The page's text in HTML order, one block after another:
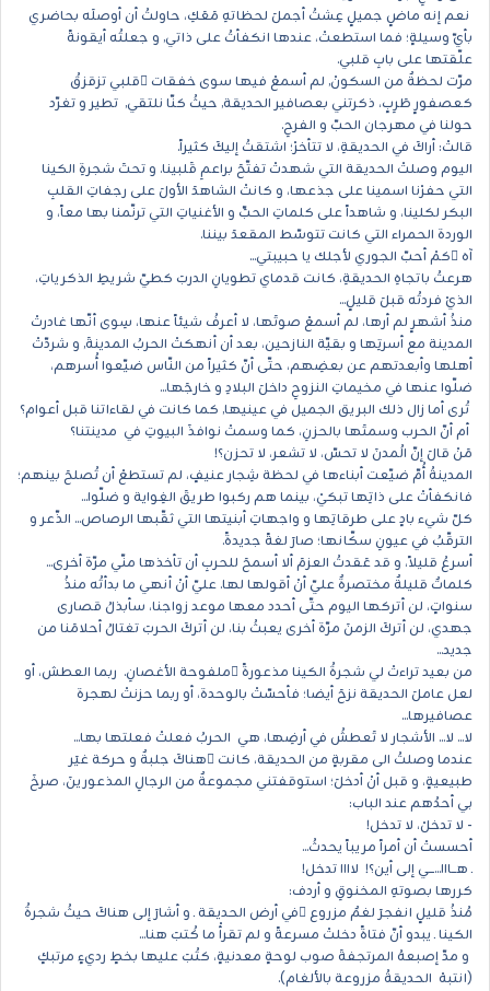
نعم إنه ماضٍ جميلٍ عِشتُ أجملَ لحظاتهِ مَعَكِ، حاولتُ أن أوصلَه بحاضري
بأيّ وسيلةٍ؛ فما استطعتْ، عندها انكفأتُ على ذاتي, و جعلتُه أيقونةً
علّقتها على بابِ قلبي.
مرّت لحظةٌ من السكونْ, لم أسمعْ فيها سوى خفقات ِقلبي تزقزقُ
كعصفورٍ طَرِبٍ، ذكرتني بعصافير الحديقة, حيثُ كنّا نلتقي, تطير و تغرّد
حولنا في مهرجان الحبّ و الفرحِ.
قالتْ: أراكَ في الحديقةِ، لا تتأخرْ؛ اشتقتُ إليكَ كثيراً.
اليوم وصلتْ الحديقة التي شهدتْ تفتّحَ براعمِ قَلبينا. و تحتَ شجرةِ الكينا
التي حفرْنا اسمينا على جذعها، و كانتْ الشاهدَ الأولَ على رجفاتِ القلبِ
البكر لكلينا، و شاهداً على كلماتِ الحبِّ و الأغنياتِ التي ترنّمنا بها معاً، و
الوردة الحمراء التي كانت تتوسّط المقعدَ بيننا.
آه ٍكمْ أحبّ الجوري لأجلك يا حبيبتي...
هرعتُ باتجاهِ الحديقةِ، كانت قدماي تطويانِ الدربَ كطيّ شريطِ الذكرياتِ،
الذيْ فردتُه قبلَ قليلٍ...
منذُ أشهرٍ لم أرها، لم أسمعْ صوتَها، لا أعرفُ شيئاً عنها، سِوى أنّها غادرتْ
المدينة مع أسرتِها و بقيّة النازحين، بعد أن أنهكتْ الحربُ المدينةَ, و شردّتْ
أهلها وأبعدتهم عن بعضِهم، حتّى أنّ كثيراً من النّاس ضيّعوا أُسرهم،
ضلّوا عنها في مخيماتِ النزوحِ داخلَ البلادِ و خارجَها...
تُرى أما زال ذلك البريق الجميل في عينيها, كما كانت في لقاءاتنا قبل أعوام؟
أم أنّ الحرب وسمتَها بالحزنِ، كما وسمتْ نوافذَ البيوتِ في مدينتنا؟
مَنْ قالَ إنّ الُمدنَ لا تحسّ، لا تشعر، لا تحزن؟!
المدينةُ أُمّ ضيّعت أبناءها في لحظة شِجار عنيفٍ، لم تستطعْ أن تُصلحَ بينهم؛
فانكفأتْ على ذاتِها تبكيْ، بينما هم ركبوا طريقَ الغِواية و ضلّوا...
كلّ شيء بادٍ على طرقاتِها و واجهاتِ أبنيتها التي ثقّبها الرصاص... الذّعر و
الترقّبُ في عيونِ سكّانها؛ صارَ لغةً جديدةً.
أسرعُ قليلاً، و قد عَقدتُ العزمَ ألا أسمحَ للحربِ أن تأخذها منّي مرّة أخرى...
كلماتٌ قليلةٌ مختصرةٌ عليّ أنْ أقولها لها. عليّ أنْ أنهي ما بدأتُه منذُ
سنواتٍ، لن أتركها اليوم حتّى أحدد معها موعد زواجنا، سأبذلُ قصارى
جهدي، لن أتركَ الزمنَ مرّة أخرى يعبثُ بنا، لن أتركَ الحربَ تغتالُ أحلامَنا من
جديد...
من بعيد تراءتْ لي شجرةُ الكينا مذعورةً ًملفوحة الأغصانِ. ربما العطش، أو
لعل عاملَ الحديقة نزحَ أيضا؛ فأحسّتْ بالوحدة، أو ربما حزنتْ لهجرة
عصافيرها...
لا... لا... الأشجار لا تَعطشُ في أرضِها، هي الحربُ فعلتْ فعلتها بها...
عندما وصلتُ الى مقربةٍ من الحديقة، كانت ْهناكَ جلبةٌ و حركة غيَر
طبيعيةٍ، و قبل أنْ أدخلَ؛ استوقفتني مجموعةٌ من الرجالِ المذعورينَ، صرخَ
بي أحدُهم عند الباب:
- لا تدخلْ، لا تدخل!
أحسستْ أن أمراً مريباً يحدثُ...
ـ هــــااا...ـــــي إلى أين؟! لاااا تدخل!
كررها بصوتهِ المخنوقِ و أردف:
مُنذُ قليلٍ انفجرَ لغمٌ مزروع ٌفي أرض الحديقة ـ و أشارَ إلى هناكَ حيثُ شجرةُ
الكينا ـ يبدو أنّ فتاةً دخلتْ مسرعةً و لم تقرأْ ما كُتبَ هنا...
و مدّ إصبعهُ المرتجفةَ صوب لوحةٍ معدنيةٍ، كتُبَ عليها بخطٍ رديءٍ مرتبكٍ
(انتبهْ الحديقةُ مزروعة بالألغام).